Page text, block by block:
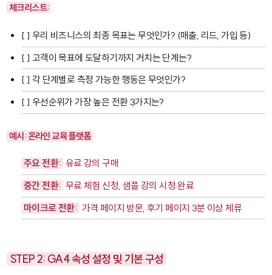
체크리스트:
[ ] 우리 비즈니스의 최종 목표는 무엇인가? (매출, 리드, 가입 등)
[ ] 고객이 목표에 도달하기까지 거치는 단계는?
[ ] 각 단계별로 측정 가능한 행동은 무엇인가?
[ ] 우선순위가 가장 높은 전환 3가지는?
예시: 온라인 교육 플랫폼
주요 전환: 유료 강의 구매
중간 전환: 무료 체험 신청, 샘플 강의 시청 완료
마이크로 전환: 가격 페이지 방문, 후기 페이지 3분 이상 체류
STEP 2: GA4 속성 설정 및 기본 구성